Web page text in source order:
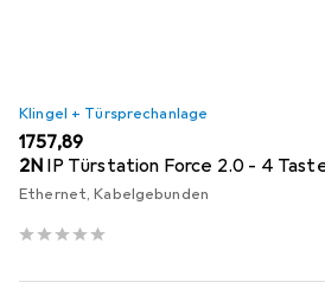
Klingel + Türsprechanlage
EUR
1757,89
2N IP Türstation Force 2.0 - 4
Ethernet, Kabelgebunden